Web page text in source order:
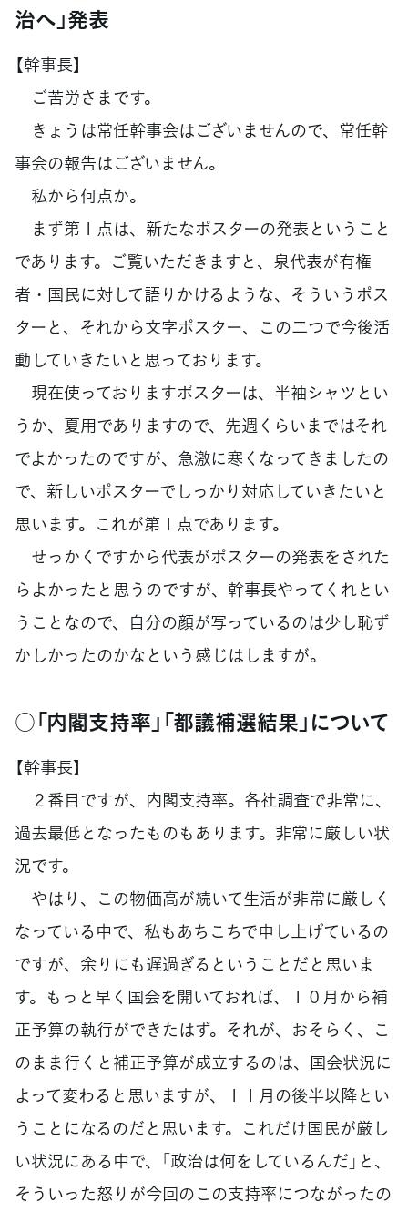
治へ」発表
【幹事長】
ご苦労さまです。
きょうは常任幹事会はございませんので、常任幹
事会の報告はございません。
私から何点か。
まず第１点は、新たなポスターの発表ということ
であります。ご覧いただきますと、泉代表が有権
者・国民に対して語りかけるような、そういうポス
ターと、それから文字ポスター、この二つで今後活
動していきたいと思っております。
現在使っておりますポスターは、半袖シャツとい
うか、夏用でありますので、先週くらいまではそれ
でよかったのですが、急激に寒くなってきましたの
で、新しいポスターでしっかり対応していきたいと
思います。これが第１点であります。
せっかくですから代表がポスターの発表をされた
らよかったと思うのですが、幹事長やってくれとい
うことなので、自分の顔が写っているのは少し恥ず
かしかったのかなという感じはしますが。
○「内閣支持率」「都議補選結果」について
【幹事長】
２番目ですが、内閣支持率。各社調査で非常に、
過去最低となったものもあります。非常に厳しい状
況です。
やはり、この物価高が続いて生活が非常に厳しく
なっている中で、私もあちこちで申し上げているの
ですが、余りにも遅過ぎるということだと思いま
す。もっと早く国会を開いておれば、１０月から補
正予算の執行ができたはず。それが、おそらく、こ
のまま行くと補正予算が成立するのは、国会状況に
よって変わると思いますが、１１月の後半以降とい
うことになるのだと思います。これだけ国民が厳し
い状況にある中で、「政治は何をしているんだ」と、
そういった怒りが今回のこの支持率につながったの